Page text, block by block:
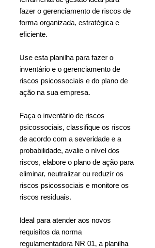
fazer o gerenciamento de riscos de
forma organizada, estratégica e
eficiente.
Use esta planilha para fazer o
inventário e o gerenciamento de
riscos psicossociais e do plano de
ação na sua empresa.
Faça o inventário de riscos
psicossociais, classifique os riscos
de acordo com a severidade e a
probabilidade, avalie o nível dos
riscos, elabore o plano de ação para
eliminar, neutralizar ou reduzir os
riscos psicossociais e monitore os
riscos residuais.
Ideal para atender aos novos
requisitos da norma
regulamentadora NR 01, a planilha